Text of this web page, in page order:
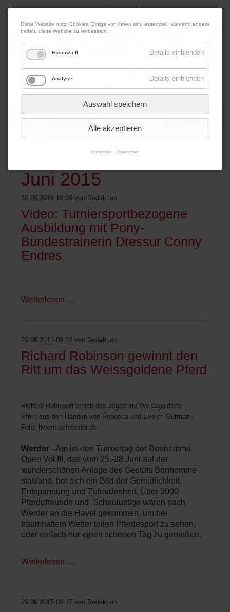
07. August 2026 Impressum|Kontakt|Datenschutz
Werbung
Juni 2015
30.06.2015 10:09 von Redaktion
Video: Turniersportbezogene
Ausbildung mit Pony-
Bundestrainerin Dressur Conny
Endres
Weiterlesen …
29.06.2015 09:22 von Redaktion
Richard Robinson gewinnt den
Ritt um das Weissgoldene Pferd
Richard Robinson erhielt das begeehrte Weissgoldene
Pferd aus den Händen von Rebecca und Evelyn Gutman -
Foto: bjoern-schroeder.de
Werder - Am letzten Turniertag der Bonhomme
Open Vol.III, das vom 25.-28.Juni auf der
wunderschönen Anlage des Gestüts Bonhomme
stattfand, bot sich ein Bild der Gemütlichkeit,
Entspannung und Zufriedenheit. Über 3000
Pferdefreunde und Schaulustige waren nach
Werder an die Havel gekommen, um bei
traumhaftem Wetter tollen Pferdesport zu sehen,
oder einfach nur einen schönen Tag zu genießen.
Weiterlesen …
29.06.2015 09:17 von Redaktion
Diese Website nutzt Cookies. Einige von ihnen sind essenziell, während andere
helfen, diese Website zu verbessern.
Essenziell Details einblenden
Analyse Details einblenden
Auswahl speichern
Alle akzeptieren
Impressum Datenschutz